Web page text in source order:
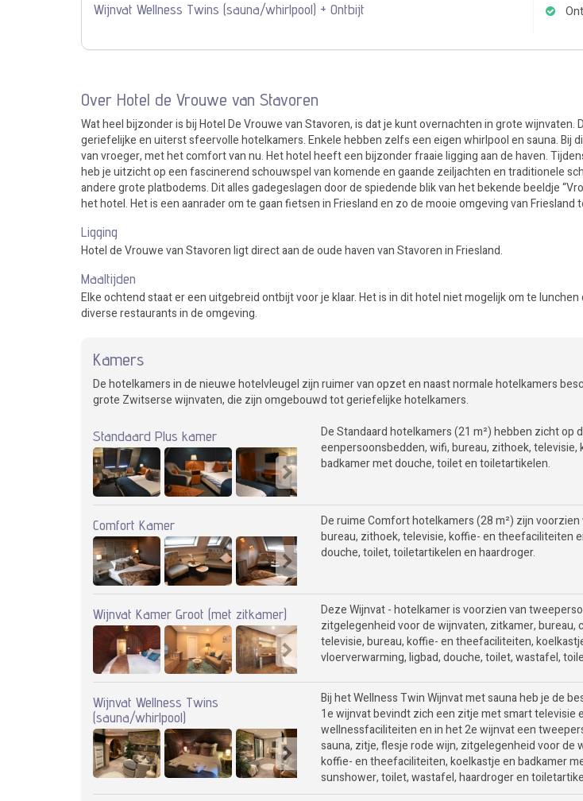
Wijnvat Wellness Twins (sauna/whirlpool) + Ontbijt
Over Hotel de Vrouwe van Stavoren
Wat heel bijzonder is bij Hotel De Vrouwe van Stavoren, is dat je kunt overnachten in grote
geriefelijke en uiterst sfeervolle hotelkamers. Enkele hebben zelfs een eigen whirlpool en sauna. Bij
van vroeger, met het comfort van nu. Het hotel heeft een bijzonder fraaie ligging aan de haven.
heb je uitzicht op een fascinerend schouwspel van komende en gaande zeiljachten en traditionele
andere grote platbodems. Dit alles gadegeslagen door de spiedende blik van het bekende beeldje
het hotel. Het is een aanrader om te gaan fietsen in Friesland en zo de mooie omgeving van Friesland
Ligging
Hotel de Vrouwe van Stavoren ligt direct aan de oude haven van Stavoren in Friesland.
Maaltijden
Elke ochtend staat er een uitgebreid ontbijt voor je klaar. Het is in dit hotel niet mogelijk om te
diverse restaurants in de omgeving.
Kamers
De hotelkamers in de nieuwe hotelvleugel zijn ruimer van opzet en naast normale hotelkamers
grote Zwitserse wijnvaten, die zijn omgebouwd tot geriefelijke hotelkamers.
Standaard Plus kamer
De Standaard hotelkamers (21 m²) hebben zicht op
eenpersoonsbedden, wifi, bureau, zithoek,
badkamer met douche, toilet en toiletartikelen.
Comfort Kamer
De ruime Comfort hotelkamers (28 m²) zijn
bureau, zithoek, televisie, koffie- en theefaciliteiten
douche, toilet, toiletartikelen en haardroger.
Wijnvat Kamer Groot (met zitkamer)
Deze Wijnvat - hotelkamer is voorzien van
zitgelegenheid voor de wijnvaten, zitkamer,
televisie, bureau, koffie- en theefaciliteiten,
vloerverwarming, ligbad, douche, toilet, wastafel,
Wijnvat Wellness Twins
(sauna/whirlpool)
Bij het Wellness Twin Wijnvat met sauna heb je de
1e wijnvat bevindt zich een zitje met smart televisie
wellnessfaciliteiten en in het 2e wijnvat een
sauna, zitje, flesje rode wijn, zitgelegenheid voor de
koffie- en theefaciliteiten, koelkastje en badkamer
sunshower, toilet, wastafel, haardroger en